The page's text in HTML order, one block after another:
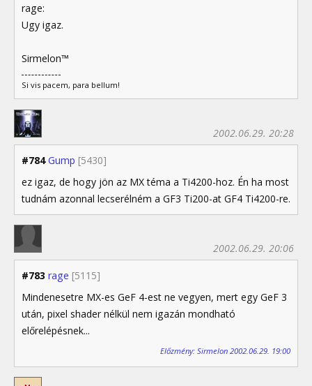
rage:
Ugy igaz.
Sirmelon™
Si vis pacem, para bellum!
#784 Gump [5430]
2002.06.29. 20:28
ez igaz, de hogy jön az MX téma a Ti4200-hoz. Én ha most
tudnám azonnal lecserélném a GF3 Ti200-at GF4 Ti4200-re.
#783 rage [5115]
2002.06.29. 20:06
Mindenesetre MX-es GeF 4-est ne vegyen, mert egy GeF 3
után, pixel shader nélkül nem igazán mondható
előrelépésnek...
Előzmény: Sirmelon 2002.06.29. 19:00